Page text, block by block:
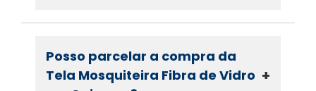
Posso parcelar a compra da
Tela Mosquiteira Fibra de Vidro +